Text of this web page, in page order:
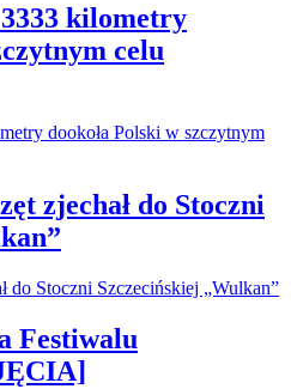
kilometry
celu
zjechał do Stoczni
Festiwalu